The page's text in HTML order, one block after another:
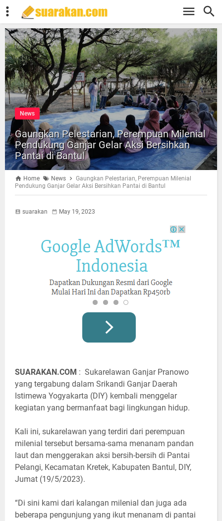
News
Gaungkan Pelestarian, Perempuan Milenial
Pendukung Ganjar Gelar Aksi Bersihkan
Pantai di Bantul
Home News
Gaungkan Pelestarian, Perempuan Milenial
Pendukung Ganjar Gelar Aksi Bersihkan Pantai di Bantul
suarakan May 19, 2023
SUARAKAN.COM : Sukarelawan Ganjar Pranowo
yang tergabung dalam Srikandi Ganjar Daerah
Istimewa Yogyakarta (DIY) kembali menggelar
kegiatan yang bermanfaat bagi lingkungan hidup.
Kali ini, sukarelawan yang terdiri dari perempuan
milenial tersebut bersama-sama menanam pandan
laut dan menggerakan aksi bersih-bersih di Pantai
Pelangi, Kecamatan Kretek, Kabupaten Bantul, DIY,
Jumat (19/5/2023).
“Di sini kami dari kalangan milenial dan juga ada
beberapa pengunjung yang ikut menanam di pantai